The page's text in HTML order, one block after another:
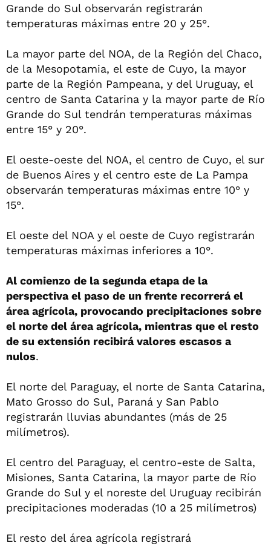
Grande do Sul observarán registrarán
temperaturas máximas entre 20 y 25°.
La mayor parte del NOA, de la Región del Chaco,
de la Mesopotamia, el este de Cuyo, la mayor
parte de la Región Pampeana, y del Uruguay, el
centro de Santa Catarina y la mayor parte de Río
Grande do Sul tendrán temperaturas máximas
entre 15° y 20°.
El oeste-oeste del NOA, el centro de Cuyo, el sur
de Buenos Aires y el centro este de La Pampa
observarán temperaturas máximas entre 10° y
15°.
El oeste del NOA y el oeste de Cuyo registrarán
temperaturas máximas inferiores a 10°.
Al comienzo de la segunda etapa de la
perspectiva el paso de un frente recorrerá el
área agrícola, provocando precipitaciones sobre
el norte del área agrícola, mientras que el resto
de su extensión recibirá valores escasos a
nulos.
El norte del Paraguay, el norte de Santa Catarina,
Mato Grosso do Sul, Paraná y San Pablo
registrarán lluvias abundantes (más de 25
milímetros).
El centro del Paraguay, el centro-este de Salta,
Misiones, Santa Catarina, la mayor parte de Río
Grande do Sul y el noreste del Uruguay recibirán
precipitaciones moderadas (10 a 25 milímetros)
El resto del área agrícola registrará